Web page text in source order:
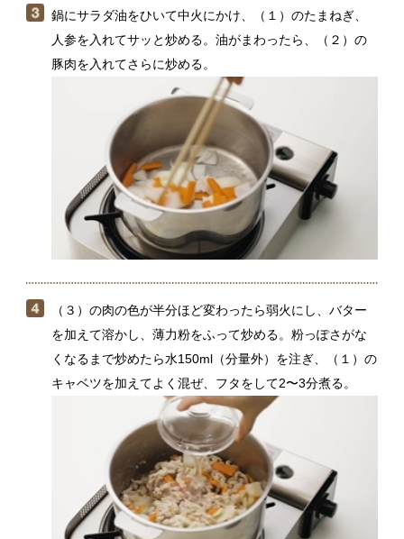
（３）の肉の色が半分ほど変わったら弱火にし、バター
を加えて溶かし、薄力粉をふって炒める。粉っぽさがな
くなるまで炒めたら水150ml（分量外）を注ぎ、（１）の
キャベツを加えてよく混ぜ、フタをして2〜3分煮る。
キャベツに火が通ったら、再び中火にして牛乳を注ぎ入
れ、塩小さじ1/2、白こしょう少々を加える。ときどき混
ぜながら煮て、沸いたら火を止める。器に盛り、好みで
バゲットを添える。